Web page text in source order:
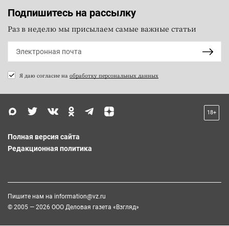
Подпишитесь на рассылку
Раз в неделю мы присылаем самые важные статьи
Я даю согласие на обработку персональных данных
18+
Полная версия сайта
Редакционная политика
Пишите нам на information@vz.ru
© 2005 — 2026 ООО Деловая газета «Взгляд»